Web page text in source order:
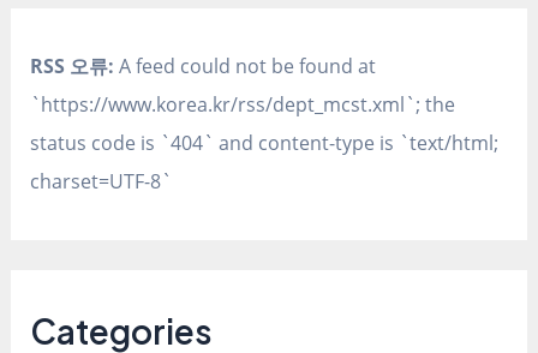
RSS 오류: A feed could not be found at
`https://www.korea.kr/rss/dept_mcst.xml`; the
status code is `404` and content-type is `text/html;
charset=UTF-8`
Categories